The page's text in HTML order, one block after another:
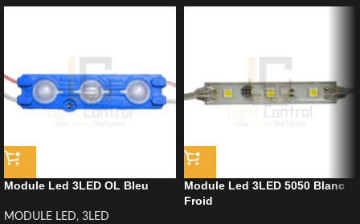
Module Led 3LED OL Bleu
MODULE LED, 3LED
Module Led 3LED 5050 Blanc
Froid